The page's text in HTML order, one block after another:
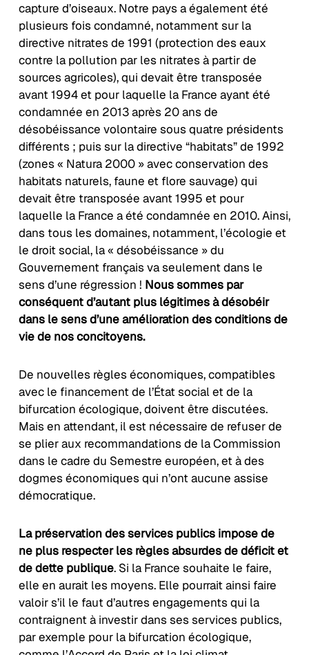
capture d’oiseaux. Notre pays a également été
plusieurs fois condamné, notamment sur la
directive nitrates de 1991 (protection des eaux
contre la pollution par les nitrates à partir de
sources agricoles), qui devait être transposée
avant 1994 et pour laquelle la France ayant été
condamnée en 2013 après 20 ans de
désobéissance volontaire sous quatre présidents
différents ; puis sur la directive “habitats” de 1992
(zones « Natura 2000 » avec conservation des
habitats naturels, faune et flore sauvage) qui
devait être transposée avant 1995 et pour
laquelle la France a été condamnée en 2010. Ainsi,
dans tous les domaines, notamment, l’écologie et
le droit social, la « désobéissance » du
Gouvernement français va seulement dans le
sens d’une régression ! Nous sommes par
conséquent d’autant plus légitimes à désobéir
dans le sens d’une amélioration des conditions de
vie de nos concitoyens.
De nouvelles règles économiques, compatibles
avec le financement de l’État social et de la
bifurcation écologique, doivent être discutées.
Mais en attendant, il est nécessaire de refuser de
se plier aux recommandations de la Commission
dans le cadre du Semestre européen, et à des
dogmes économiques qui n’ont aucune assise
démocratique.
La préservation des services publics impose de
ne plus respecter les règles absurdes de déficit et
de dette publique. Si la France souhaite le faire,
elle en aurait les moyens. Elle pourrait ainsi faire
valoir s’il le faut d’autres engagements qui la
contraignent à investir dans ses services publics,
par exemple pour la bifurcation écologique,